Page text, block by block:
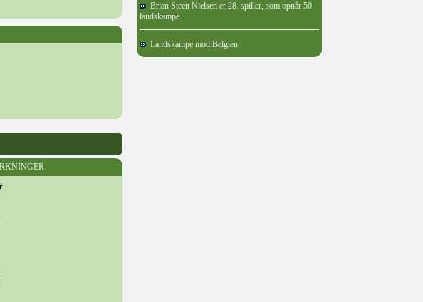
Brian Steen Nielsen er 28. spiller, som opnår 50
landskampe
Landskampe mod Belgien